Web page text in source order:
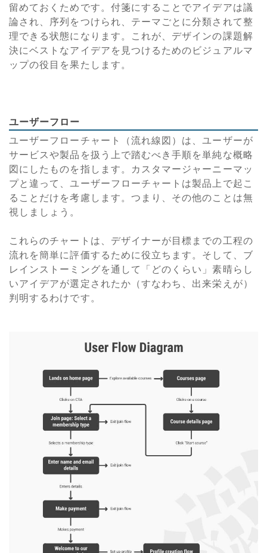
留めておくためです。付箋にすることでアイデアは議
論され、序列をつけられ、テーマごとに分類されて整
理できる状態になります。これが、デザインの課題解
決にベストなアイデアを見つけるためのビジュアルマ
ップの役目を果たします。
ユーザーフロー
ユーザーフローチャート（流れ線図）は、ユーザーが
サービスや製品を扱う上で踏むべき手順を単純な概略
図にしたものを指します。カスタマージャーニーマッ
プと違って、ユーザーフローチャートは製品上で起こ
ることだけを考慮します。つまり、その他のことは無
視しましょう。
これらのチャートは、デザイナーが目標までの工程の
流れを簡単に評価するために役立ちます。そして、ブ
レインストーミングを通して「どのくらい」素晴らし
いアイデアが選定されたか（すなわち、出来栄えが）
判明するわけです。